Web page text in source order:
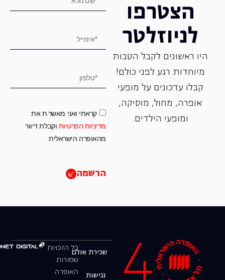
הצטרפו
לניוזלטר
היו ראשונים לקבל הטבות
מיוחדות רגע לפני כולם!
קבלו עדכונים על מופעי
אופרה, ‏מחול, ‏מוסיקה,
ומופעי הילדים.
קראתי ואני מאשר.ת את
מדיניות הפרטיות וקבלת דיוור
מהאופרה הישראלית
הרשמה
כל הזכויות
שמורות
האופרה
שכירת אולם
נגישות